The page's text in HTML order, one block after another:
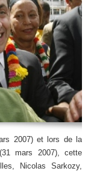
2007) et lors de la
mars 2007), cette
Nicolas Sarkozy,